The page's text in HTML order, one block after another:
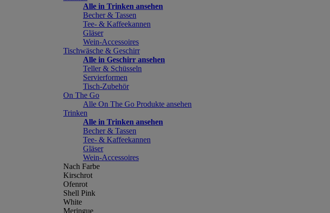
Alle in Trinken ansehen
Becher & Tassen
Tee- & Kaffeekannen
Gläser
Wein-Accessoires
Tischwäsche & Geschirr
Alle in Geschirr ansehen
Teller & Schüsseln
Servierformen
Tisch-Zubehör
On The Go
Alle On The Go Produkte ansehen
Trinken
Alle in Trinken ansehen
Becher & Tassen
Tee- & Kaffeekannen
Gläser
Wein-Accessoires
Nach Farbe
Kirschrot
Ofenrot
Shell Pink
White
Meringue